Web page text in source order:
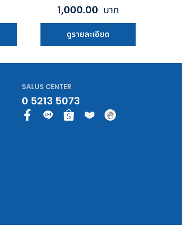
1,000.00 บาท
ดูรายละเอียด
SALUS CENTER
0 5213 5073
F
a